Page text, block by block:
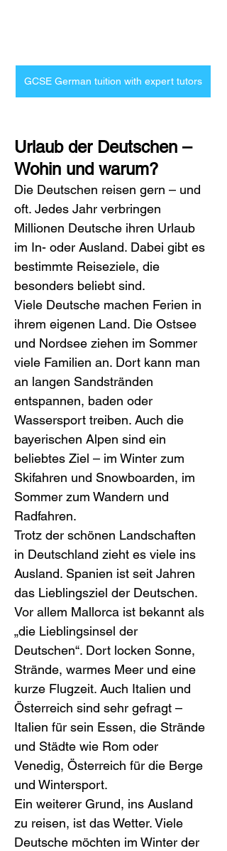
GCSE German tuition with expert tutors
Urlaub der Deutschen –
Wohin und warum?
Die Deutschen reisen gern – und
oft. Jedes Jahr verbringen
Millionen Deutsche ihren Urlaub
im In- oder Ausland. Dabei gibt es
bestimmte Reiseziele, die
besonders beliebt sind.
Viele Deutsche machen Ferien in
ihrem eigenen Land. Die Ostsee
und Nordsee ziehen im Sommer
viele Familien an. Dort kann man
an langen Sandstränden
entspannen, baden oder
Wassersport treiben. Auch die
bayerischen Alpen sind ein
beliebtes Ziel – im Winter zum
Skifahren und Snowboarden, im
Sommer zum Wandern und
Radfahren.
Trotz der schönen Landschaften
in Deutschland zieht es viele ins
Ausland. Spanien ist seit Jahren
das Lieblingsziel der Deutschen.
Vor allem Mallorca ist bekannt als
„die Lieblingsinsel der
Deutschen“. Dort locken Sonne,
Strände, warmes Meer und eine
kurze Flugzeit. Auch Italien und
Österreich sind sehr gefragt –
Italien für sein Essen, die Strände
und Städte wie Rom oder
Venedig, Österreich für die Berge
und Wintersport.
Ein weiterer Grund, ins Ausland
zu reisen, ist das Wetter. Viele
Deutsche möchten im Winter der